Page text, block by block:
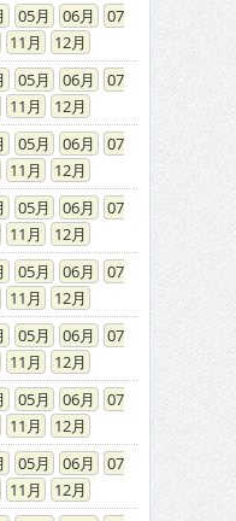
05 06
07
11
12
05 06
07
11
12
05 06
07
11
12
05 06
07
11
12
05 06
07
11
12
05 06
07
11
12
05 06
07
11
12
05 06
07
11
12